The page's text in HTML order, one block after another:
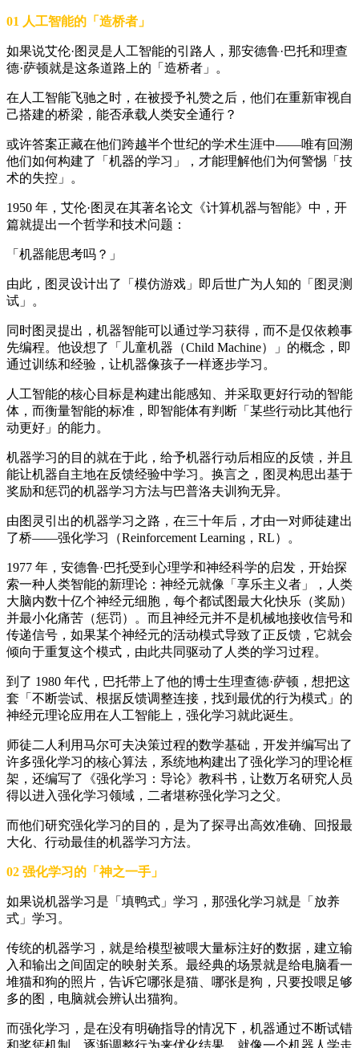
01 人工智能的「造桥者」
如果说艾伦·图灵是人工智能的引路人，那安德鲁·巴托和理查
德·萨顿就是这条道路上的「造桥者」。
在人工智能飞驰之时，在被授予礼赞之后，他们在重新审视自
己搭建的桥梁，能否承载人类安全通行？
或许答案正藏在他们跨越半个世纪的学术生涯中——唯有回溯
他们如何构建了「机器的学习」，才能理解他们为何警惕「技
术的失控」。
1950 年，艾伦·图灵在其著名论文《计算机器与智能》中，开
篇就提出一个哲学和技术问题：
「机器能思考吗？」
由此，图灵设计出了「模仿游戏」即后世广为人知的「图灵测
试」。
同时图灵提出，机器智能可以通过学习获得，而不是仅依赖事
先编程。他设想了「儿童机器（Child Machine）」的概念，即
通过训练和经验，让机器像孩子一样逐步学习。
人工智能的核心目标是构建出能感知、并采取更好行动的智能
体，而衡量智能的标准，即智能体有判断「某些行动比其他行
动更好」的能力。
机器学习的目的就在于此，给予机器行动后相应的反馈，并且
能让机器自主地在反馈经验中学习。换言之，图灵构思出基于
奖励和惩罚的机器学习方法与巴普洛夫训狗无异。
由图灵引出的机器学习之路，在三十年后，才由一对师徒建出
了桥——强化学习（Reinforcement Learning，RL）。
1977 年，安德鲁·巴托受到心理学和神经科学的启发，开始探
索一种人类智能的新理论：神经元就像「享乐主义者」，人类
大脑内数十亿个神经元细胞，每个都试图最大化快乐（奖励）
并最小化痛苦（惩罚）。而且神经元并不是机械地接收信号和
传递信号，如果某个神经元的活动模式导致了正反馈，它就会
倾向于重复这个模式，由此共同驱动了人类的学习过程。
到了 1980 年代，巴托带上了他的博士生理查德·萨顿，想把这
套「不断尝试、根据反馈调整连接，找到最优的行为模式」的
神经元理论应用在人工智能上，强化学习就此诞生。
师徒二人利用马尔可夫决策过程的数学基础，开发并编写出了
许多强化学习的核心算法，系统地构建出了强化学习的理论框
架，还编写了《强化学习：导论》教科书，让数万名研究人员
得以进入强化学习领域，二者堪称强化学习之父。
而他们研究强化学习的目的，是为了探寻出高效准确、回报最
大化、行动最佳的机器学习方法。
02 强化学习的「神之一手」
如果说机器学习是「填鸭式」学习，那强化学习就是「放养
式」学习。
传统的机器学习，就是给模型被喂大量标注好的数据，建立输
入和输出之间固定的映射关系。最经典的场景就是给电脑看一
堆猫和狗的照片，告诉它哪张是猫、哪张是狗，只要投喂足够
多的图，电脑就会辨认出猫狗。
而强化学习，是在没有明确指导的情况下，机器通过不断试错
和奖惩机制，逐渐调整行为来优化结果。就像一个机器人学走